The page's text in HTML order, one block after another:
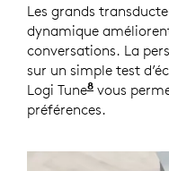
Les grands
dynamique
conversations. La
sur un simple test
Logi Tune8 Logi Tune
vous
préférences.